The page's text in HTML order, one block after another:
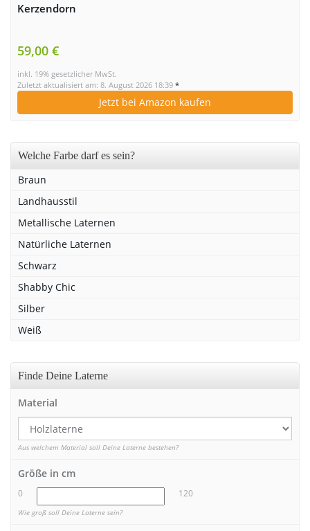
Kerzendorn
59,00 €
inkl. 19% gesetzlicher MwSt.
Zuletzt aktualisiert am: 8. August 2026 18:39 *
Jetzt bei Amazon kaufen
Welche Farbe darf es sein?
Braun
Landhausstil
Metallische Laternen
Natürliche Laternen
Schwarz
Shabby Chic
Silber
Weiß
Finde Deine Laterne
Material
Aus welchem Material soll Deine Laterne bestehen?
Größe in cm
0 120
Wie groß soll Deine Laterne sein?